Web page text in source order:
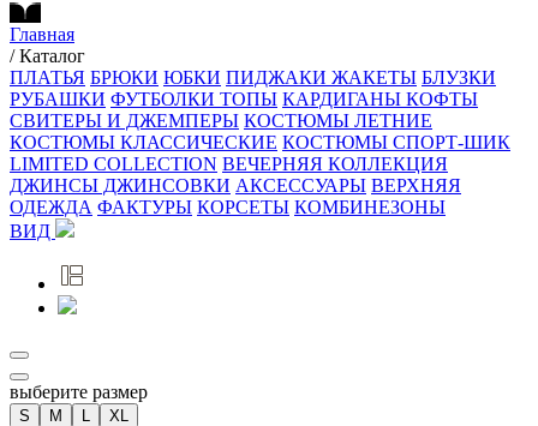
Главная
/ Каталог
ПЛАТЬЯ БРЮКИ ЮБКИ ПИДЖАКИ ЖАКЕТЫ БЛУЗКИ
РУБАШКИ ФУТБОЛКИ ТОПЫ КАРДИГАНЫ КОФТЫ
СВИТЕРЫ И ДЖЕМПЕРЫ КОСТЮМЫ ЛЕТНИЕ
КОСТЮМЫ КЛАССИЧЕСКИЕ КОСТЮМЫ СПОРТ-ШИК
LIMITED COLLECTION ВЕЧЕРНЯЯ КОЛЛЕКЦИЯ
ДЖИНСЫ ДЖИНСОВКИ АКСЕССУАРЫ ВЕРХНЯЯ
ОДЕЖДА ФАКТУРЫ КОРСЕТЫ КОМБИНЕЗОНЫ
ВИД
выберите размер
S M L XL